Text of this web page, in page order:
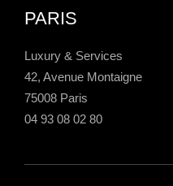
PARIS
Luxury & Services
42, Avenue Montaigne
75008 Paris
04 93 08 02 80